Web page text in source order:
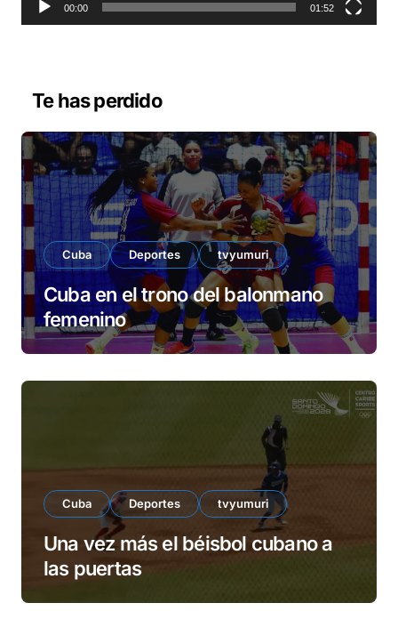
r
d
e
o
00:00 01:52
Te has perdido
Cuba Deportes tvyumuri
Cuba en el trono del balonmano
femenino
Cuba Deportes tvyumuri
Una vez más el béisbol cubano a
las puertas